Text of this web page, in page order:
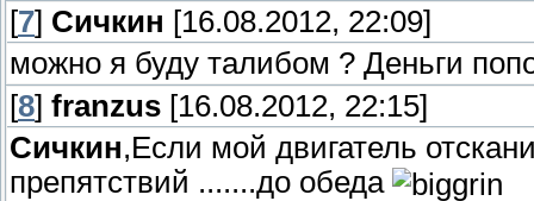
[7] Сичкин [16.08.2012, 22:09]
можно я буду талибом ? Деньги
[8] franzus [16.08.2012, 22:15]
Сичкин,Если мой двигатель
препятствий .......до обеда